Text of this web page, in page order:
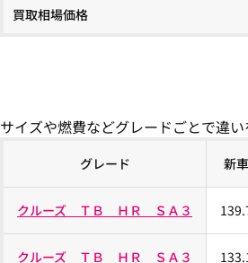
買取相場価格
サイズや燃費などグレードごとで違
グレード 新
クルーズ ＴＢ ＨＲ ＳＡ３
クルーズ ＴＢ ＨＲ ＳＡ３